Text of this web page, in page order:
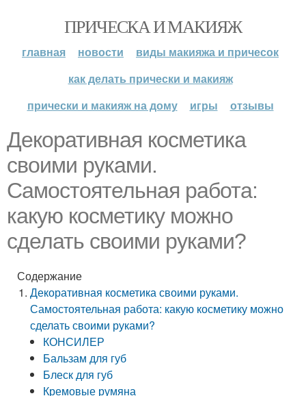
ПРИЧЕСКА И МАКИЯЖ
главная новости
виды макияжа и причесок
как делать прически и макияж
прически и макияж на дому
игры отзывы
Декоративная косметика
своими руками.
Самостоятельная работа:
какую косметику можно
сделать своими руками?
Содержание
Декоративная косметика своими руками.
Самостоятельная работа: какую косметику можно
сделать своими руками?
КОНСИЛЕР
Бальзам для губ
Блеск для губ
Кремовые румяна